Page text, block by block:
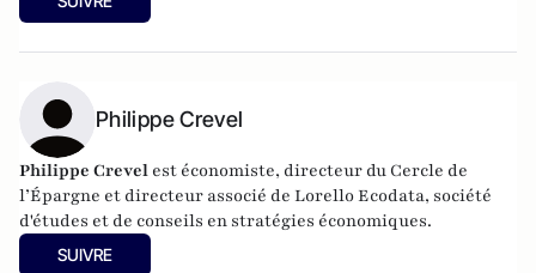
Philippe Crevel
Philippe Crevel est économiste, directeur du Cercle de
l’Épargne et directeur associé de Lorello Ecodata, société
d'études et de conseils en stratégies économiques.
SUIVRE